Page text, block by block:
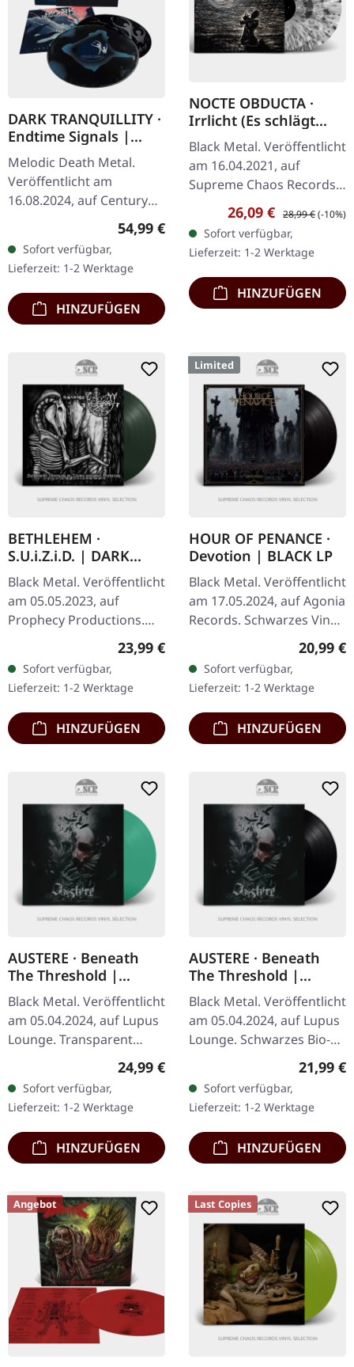
DARK TRANQUILLITY ·
Endtime Signals |
MIDNIGHT HAZE LP +
BONUS BLACK LP IN
O-CARD
Melodic Death Metal.
Veröffentlicht am
16.08.2024, auf Century
Media Records. Midnight
Haze farbiges Vinyl im
Gatefold Cover auf
reverse board print…
Regulärer Preis:
54,99 €
Sofort verfügbar,
Lieferzeit: 1-2 Werktage
HINZUFÜGEN
NOCTE OBDUCTA ·
Irrlicht (Es schlägt
dem Mond ein kaltes
Herz) | SPLATTER 2LP
Black Metal. Veröffentlicht
am 16.04.2021, auf
Supreme Chaos Records.
Ultra Clear Doppel-Vinyl
mit grauen, weißen und
schwarzen Splatters im…
Verkaufspreis:
26,09 € Regulärer Preis:
28,99 €(-10%)
Sofort verfügbar,
Lieferzeit: 1-2 Werktage
HINZUFÜGEN
BETHLEHEM ·
S.U.i.Z.i.D. | DARK
GREEN LP
Black Metal. Veröffentlicht
am 05.05.2023, auf
Prophecy Productions.
Dunkelgrünes Vinyl im
Gatefold-Cover. Das dritte
Album von Bethlehem,
"S.U.i.Z.i…
Regulärer Preis:
23,99 €
Sofort verfügbar,
Lieferzeit: 1-2 Werktage
HINZUFÜGEN
Limited
HOUR OF PENANCE ·
Devotion | BLACK LP
Black Metal. Veröffentlicht
am 17.05.2024, auf Agonia
Records. Schwarzes Vinyl.
handnummerierte
Exemplare. Hour Of
Penance…
20,99 €
Sofort verfügbar,
Lieferzeit: 1-2 Werktage
HINZUFÜGEN
AUSTERE · Beneath
The Threshold |
TRANSPARENT PETROL
LP
Black Metal. Veröffentlicht
am 05.04.2024, auf Lupus
Lounge. Transparent
petrolfarbenes Bio-Vinyl
im Gatefold-Cover mit
Insert, gefütterter…
Regulärer Preis:
24,99 €
Sofort verfügbar,
Lieferzeit: 1-2 Werktage
HINZUFÜGEN
AUSTERE · Beneath
The Threshold |
BLACK LP
Black Metal. Veröffentlicht
am 05.04.2024, auf Lupus
Lounge. Schwarzes Bio-
Vinyl im Gatefold-Cover
mit bedrucktem Einleger,
gepolsterter Innenhülle…
21,99 €
Sofort verfügbar,
Lieferzeit: 1-2 Werktage
HINZUFÜGEN
Angebot Last Copies